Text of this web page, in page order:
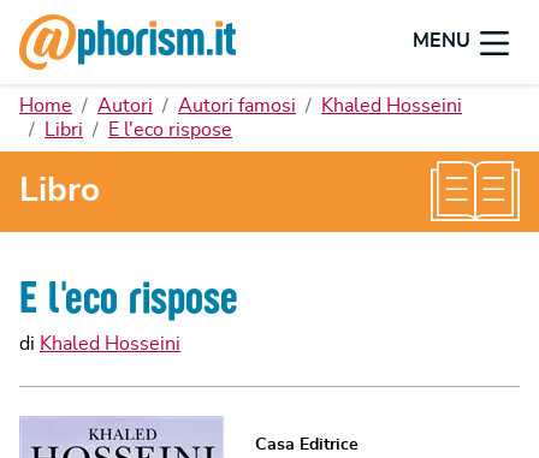
MENU
Home Autori Autori famosi
Khaled Hosseini
Libri
E l'eco rispose
Libro
E l'eco rispose
di Khaled Hosseini
Casa Editrice